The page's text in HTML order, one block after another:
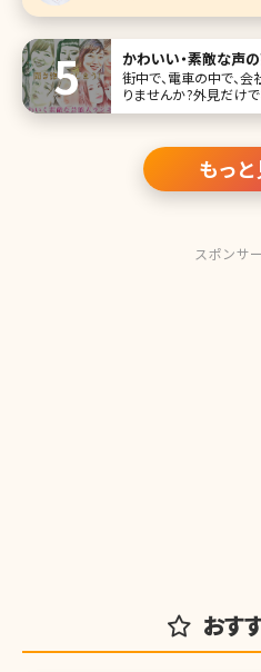
かわいい・素敵な声
街中で、電車の中で、
りませんか?外見だけ
の1つです。 今回は、
柴咲コウ Ko
もっ
スポンサ
おす